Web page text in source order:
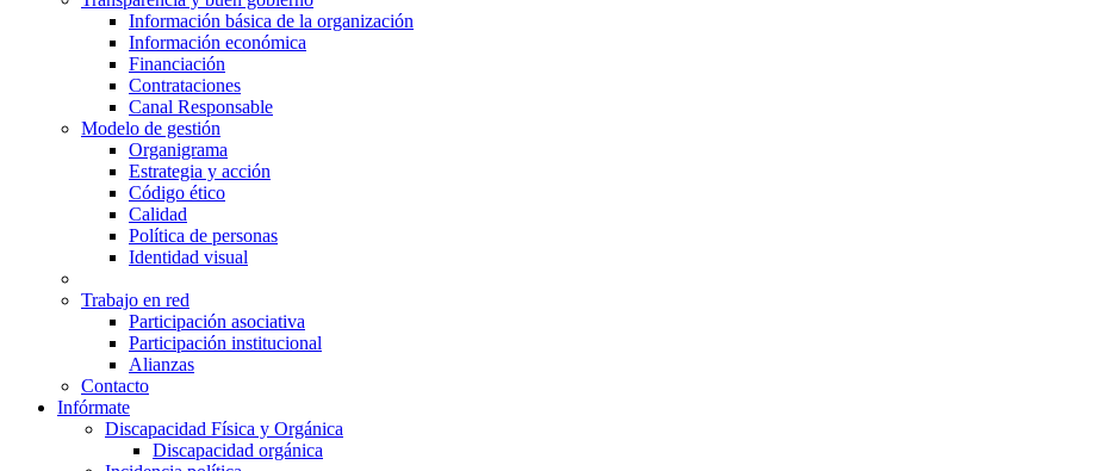
Información básica de la organización
Información económica
Financiación
Contrataciones
Canal Responsable
Modelo de gestión
Organigrama
Estrategia y acción
Código ético
Calidad
Política de personas
Identidad visual
Trabajo en red
Participación asociativa
Participación institucional
Alianzas
Contacto
Infórmate
Discapacidad Física y Orgánica
Discapacidad orgánica